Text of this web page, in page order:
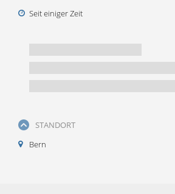
Seit einiger Zeit
STANDORT
Bern